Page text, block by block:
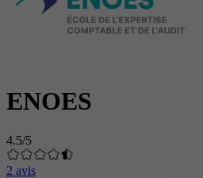
ENOES
4.5/5
2 avis